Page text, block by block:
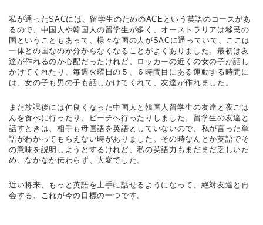
私が通ったSACには、留学生のためのACEという英語のコースがあ
るので、中国人や韓国人の留学生が多く、オーストラリアは移民の
国ということもあって、様々な国の人がSACに通っていて、ここは
一体どの国なのか分からなくなることがよくありました。最初は友
達が作れるのか心配だったけれど、ロッカーの近くの女の子が話し
かけてくれたり、毎週火曜日の５、６時間目にある運動する時間に
は、女の子も男の子も話しかけてくれて、友達が作れました。
また放課後には仲良くなった中国人と韓国人留学生の友達と夜ごは
んを食べに行ったり、ビーチへ行ったりしました。留学生の友達と
話すときは、相手も母国語を英語としていないので、私が言った単
語がわかってもらえない時がありました。その時なんとか英語でそ
の意味を説明しようとするけれど、私の英語力もまだまだ乏しいた
め、なかなか伝わらず、大変でした。
近い将来、もっと英語を上手に話せるようになって、絶対友達と再
会する、これが今の目標の一つです。